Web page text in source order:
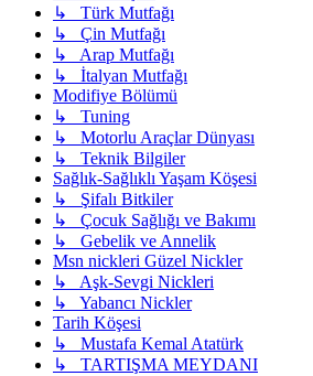
↳ Türk Mutfağı
↳ Çin Mutfağı
↳ Arap Mutfağı
↳ İtalyan Mutfağı
Modifiye Bölümü
↳ Tuning
↳ Motorlu Araçlar Dünyası
↳ Teknik Bilgiler
Sağlık-Sağlıklı Yaşam Köşesi
↳ Şifalı Bitkiler
↳ Çocuk Sağlığı ve Bakımı
↳ Gebelik ve Annelik
Msn nickleri Güzel Nickler
↳ Aşk-Sevgi Nickleri
↳ Yabancı Nickler
Tarih Köşesi
↳ Mustafa Kemal Atatürk
↳ TARTIŞMA MEYDANI